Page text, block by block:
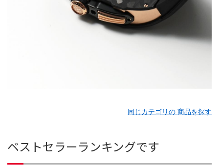
同じカテゴリの 商品を探す
ベストセラーランキングです